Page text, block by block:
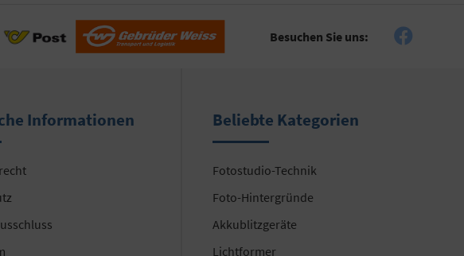
Besuchen Sie uns:
Informationen Beliebte Kategorien
Fotostudio-Technik
Foto-Hintergründe
Akkublitzgeräte
Lichtformer